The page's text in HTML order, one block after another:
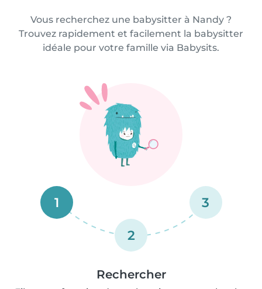
Vous recherchez une babysitter à Nandy ?
Trouvez rapidement et facilement la babysitter
idéale pour votre famille via Babysits.
1
2
3
Rechercher